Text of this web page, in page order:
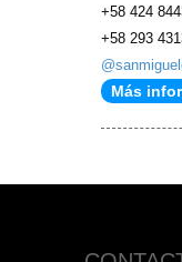
+58 424
+58 293
Más